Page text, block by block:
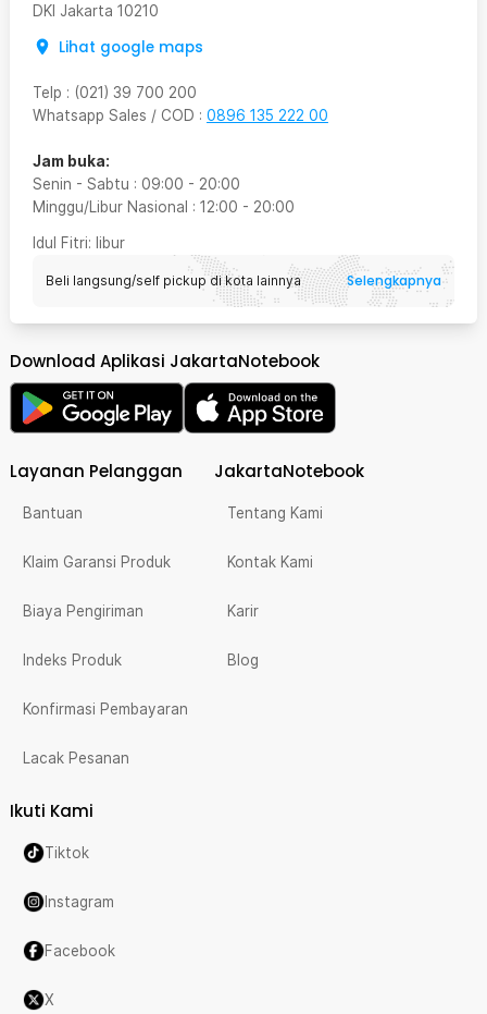
DKI Jakarta 10210
Lihat google maps
Telp : (021) 39 700 200
Whatsapp Sales / COD : 0896 135 222 00
Jam buka:
Senin - Sabtu : 09:00 - 20:00
Minggu/Libur Nasional : 12:00 - 20:00
Idul Fitri: libur
Beli langsung/self pickup di kota lainnya Selengkapnya
Download Aplikasi JakartaNotebook
Layanan Pelanggan
Bantuan
Klaim Garansi Produk
Biaya Pengiriman
Indeks Produk
Konfirmasi Pembayaran
Lacak Pesanan
JakartaNotebook
Tentang Kami
Kontak Kami
Karir
Blog
Ikuti Kami
Tiktok
Instagram
Facebook
X